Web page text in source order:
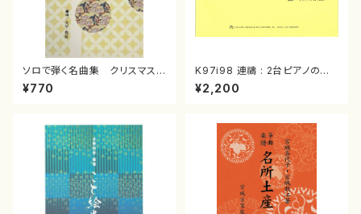
ソロで弾く名曲集 クリスマス・
イブ／恋人がサンタクロース(
箏独奏 /大平光美 編曲/楽
¥770
K97i98 連禱 : 2台ピアノのた
めの（2 Pianos / 菊池 幸夫 /
楽譜）
¥2,200